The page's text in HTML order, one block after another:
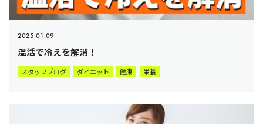
2025.01.09
温活で冷えを解消！
スタッフブログ ダイエット 健康 栄養